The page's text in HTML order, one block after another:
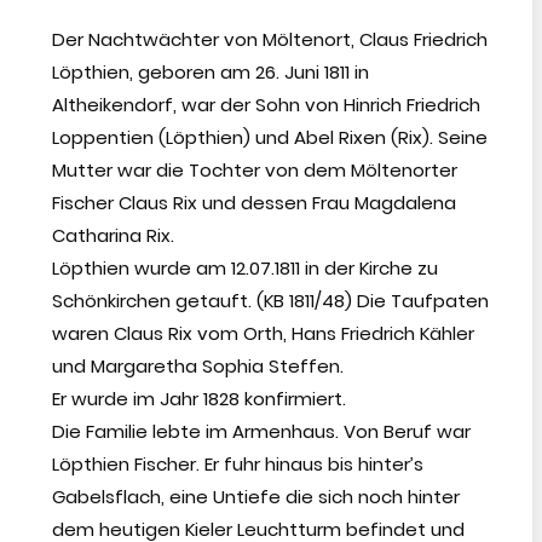
Der Nachtwächter von Möltenort, Claus Friedrich
Löpthien, geboren am 26. Juni 1811 in
Altheikendorf, war der Sohn von Hinrich Friedrich
Loppentien (Löpthien) und Abel Rixen (Rix). Seine
Mutter war die Tochter von dem Möltenorter
Fischer Claus Rix und dessen Frau Magdalena
Catharina Rix.
Löpthien wurde am 12.07.1811 in der Kirche zu
Schönkirchen getauft. (KB 1811/48) Die Taufpaten
waren Claus Rix vom Orth, Hans Friedrich Kähler
und Margaretha Sophia Steffen.
Er wurde im Jahr 1828 konfirmiert.
Die Familie lebte im Armenhaus. Von Beruf war
Löpthien Fischer. Er fuhr hinaus bis hinter’s
Gabelsflach, eine Untiefe die sich noch hinter
dem heutigen Kieler Leuchtturm befindet und